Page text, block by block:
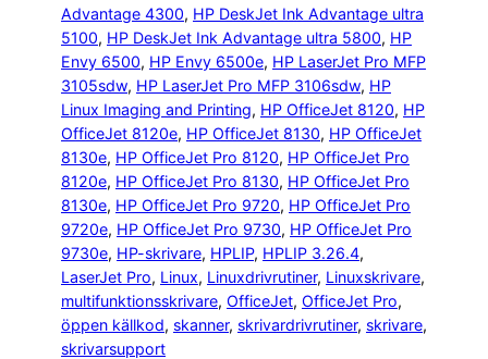
Advantage 4300, HP DeskJet Ink Advantage ultra
5100, HP DeskJet Ink Advantage ultra 5800, HP
Envy 6500, HP Envy 6500e, HP LaserJet Pro MFP
3105sdw, HP LaserJet Pro MFP 3106sdw, HP
Linux Imaging and Printing, HP OfficeJet 8120, HP
OfficeJet 8120e, HP OfficeJet 8130, HP OfficeJet
8130e, HP OfficeJet Pro 8120, HP OfficeJet Pro
8120e, HP OfficeJet Pro 8130, HP OfficeJet Pro
8130e, HP OfficeJet Pro 9720, HP OfficeJet Pro
9720e, HP OfficeJet Pro 9730, HP OfficeJet Pro
9730e, HP-skrivare, HPLIP, HPLIP 3.26.4
LaserJet Pro, Linux, Linuxdrivrutiner, Linuxskrivare
multifunktionsskrivare, OfficeJet, OfficeJet Pro
öppen källkod, skanner, skrivardrivrutiner, skrivare
skrivarsupport